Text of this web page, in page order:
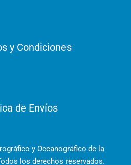
y Condiciones
de Envíos
y Oceanográfico de la
los derechos reservados.